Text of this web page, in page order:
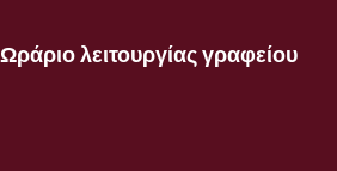
Ωράριο λειτουργίας γραφείου